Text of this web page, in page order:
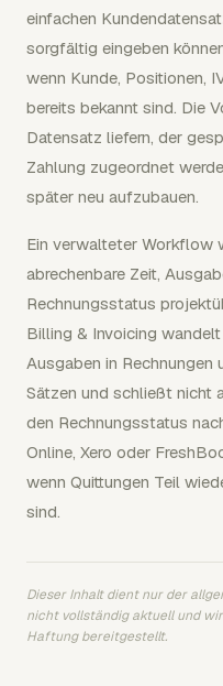
einfachen
sorgfältig eingeben
wenn Kunde, Positionen,
bereits bekannt sind. Die
Datensatz liefern, der
Zahlung zugeordnet
später neu aufzubauen.
Ein verwalteter Workflow
abrechenbare Zeit,
Rechnungsstatus
Billing & Invoicing
Ausgaben in Rechnungen
Sätzen und schließt nicht
den Rechnungsstatus
Online, Xero oder
wenn Quittungen Teil
sind.
Dieser Inhalt dient nur der
nicht vollständig aktuell und
Haftung bereitgestellt.